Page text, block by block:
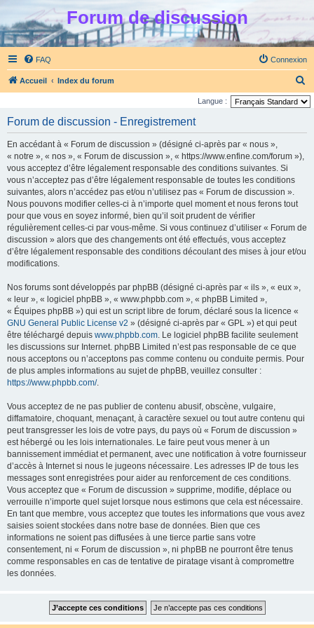
Forum de discussion
FAQ Connexion
Accueil Index du forum
e
Langue :
Forum de discussion - Enregistrement
En accédant à « Forum de discussion » (désigné ci-après par « nous »,
« notre », « nos », « Forum de discussion », « https://www.enfine.com/forum »),
vous acceptez d’être légalement responsable des conditions suivantes. Si
vous n’acceptez pas d’être légalement responsable de toutes les conditions
suivantes, alors n’accédez pas et/ou n’utilisez pas « Forum de discussion ».
Nous pouvons modifier celles-ci à n’importe quel moment et nous ferons tout
pour que vous en soyez informé, bien qu’il soit prudent de vérifier
régulièrement celles-ci par vous-même. Si vous continuez d’utiliser « Forum de
discussion » alors que des changements ont été effectués, vous acceptez
d’être légalement responsable des conditions découlant des mises à jour et/ou
modifications.
Nos forums sont développés par phpBB (désigné ci-après par « ils », « eux »,
« leur », « logiciel phpBB », « www.phpbb.com », « phpBB Limited »,
« Équipes phpBB ») qui est un script libre de forum, déclaré sous la licence «
GNU General Public License v2 » (désigné ci-après par « GPL ») et qui peut
être téléchargé depuis www.phpbb.com. Le logiciel phpBB facilite seulement
les discussions sur Internet. phpBB Limited n’est pas responsable de ce que
nous acceptons ou n’acceptons pas comme contenu ou conduite permis. Pour
de plus amples informations au sujet de phpBB, veuillez consulter :
https://www.phpbb.com/.
Vous acceptez de ne pas publier de contenu abusif, obscène, vulgaire,
diffamatoire, choquant, menaçant, à caractère sexuel ou tout autre contenu qui
peut transgresser les lois de votre pays, du pays où « Forum de discussion »
est hébergé ou les lois internationales. Le faire peut vous mener à un
bannissement immédiat et permanent, avec une notification à votre fournisseur
d’accès à Internet si nous le jugeons nécessaire. Les adresses IP de tous les
messages sont enregistrées pour aider au renforcement de ces conditions.
Vous acceptez que « Forum de discussion » supprime, modifie, déplace ou
verrouille n’importe quel sujet lorsque nous estimons que cela est nécessaire.
En tant que membre, vous acceptez que toutes les informations que vous avez
saisies soient stockées dans notre base de données. Bien que ces
informations ne soient pas diffusées à une tierce partie sans votre
consentement, ni « Forum de discussion », ni phpBB ne pourront être tenus
comme responsables en cas de tentative de piratage visant à compromettre
les données.